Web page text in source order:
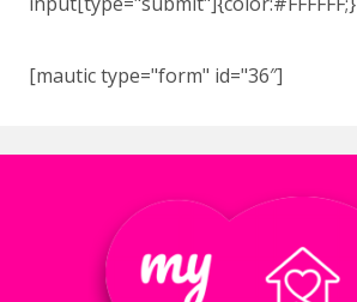
[mautic type="form" id="36″]